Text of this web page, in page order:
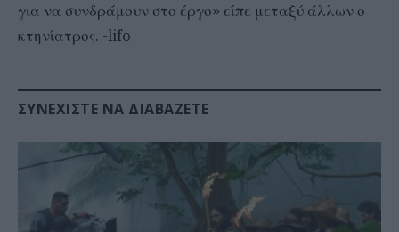
για να συνδράμουν στο έργο» είπε μεταξύ άλλων ο
κτηνίατρος. -lifo
ΣΥΝΕΧΊΣΤΕ ΝΑ ΔΙΑΒΆΖΕΤΕ